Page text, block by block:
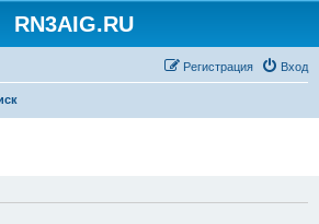
RN3AIG.RU
Вход
Регистрация